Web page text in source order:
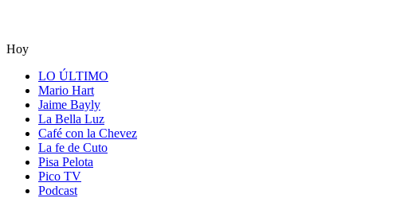
Hoy
LO ÚLTIMO
Mario Hart
Jaime Bayly
La Bella Luz
Café con la Chevez
La fe de Cuto
Pisa Pelota
Pico TV
Podcast